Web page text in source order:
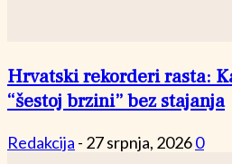
Hrvatski rekorderi rasta:
“šestoj brzini” bez stajanja
Redakcija - 27 srpnja, 20260